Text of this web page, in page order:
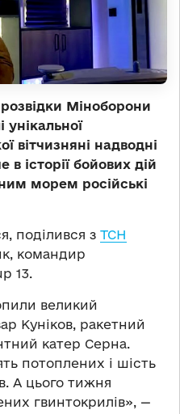
Міноборони
унікальної
вітчизняні надводні
історії бойових дій
морем російські
поділився з ТСН
командир
13.
великий
Куніков, ракетний
катер Серна.
потоплених і шість
А цього тижня
гвинтокрилів», —